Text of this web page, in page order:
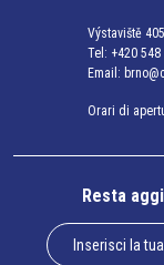
Výstaviště
Tel: +420
Email:
Orari di
Resta